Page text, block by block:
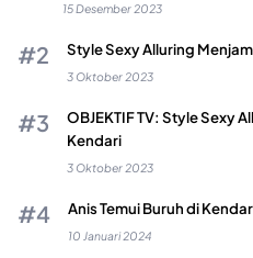
15 Desember 2023
Style Sexy Alluring
3 Oktober 2023
OBJEKTIF TV: Style Sexy
Kendari
3 Oktober 2023
Anis Temui Buruh di
10 Januari 2024